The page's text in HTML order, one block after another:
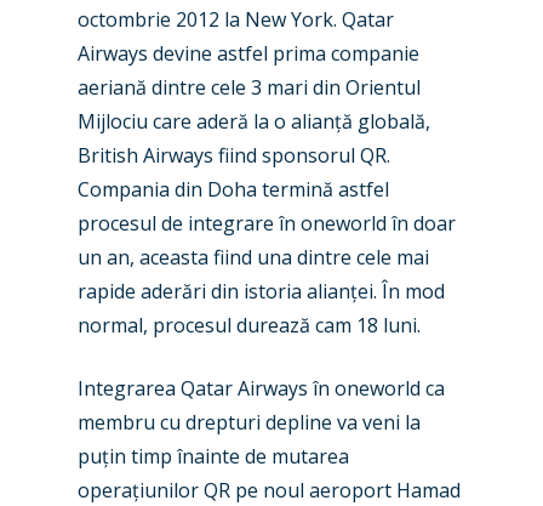
octombrie 2012 la New York. Qatar
Airways devine astfel prima companie
aeriană dintre cele 3 mari din Orientul
Mijlociu care aderă la o alianță globală,
British Airways fiind sponsorul QR.
Compania din Doha termină astfel
procesul de integrare în oneworld în doar
un an, aceasta fiind una dintre cele mai
rapide aderări din istoria alianței. În mod
normal, procesul durează cam 18 luni.
Integrarea Qatar Airways în oneworld ca
membru cu drepturi depline va veni la
puțin timp înainte de mutarea
operațiunilor QR pe noul aeroport Hamad